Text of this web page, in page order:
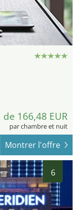
de 166,48 EUR
par chambre et nuit
Montrer l'offre
6